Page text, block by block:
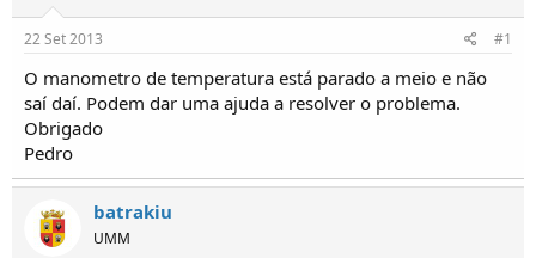
d
o
r
d
e
T
ó
p
c
o
i
22 Set 2013 #1
O manometro de temperatura está parado a meio e não
saí daí. Podem dar uma ajuda a resolver o problema.
Obrigado
Pedro
batrakiu
UMM